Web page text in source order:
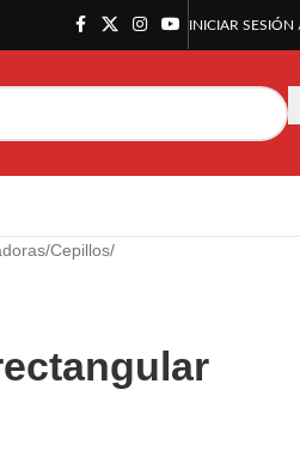
INICIAR SESIÓN
/Cepillos/